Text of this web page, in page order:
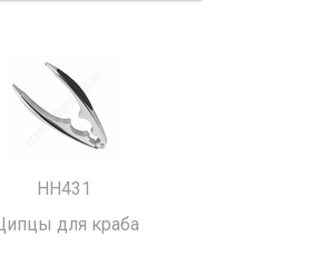
HH431
для краба